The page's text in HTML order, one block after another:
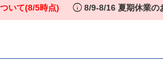
いて(8/5時点) info 8/9-8/16 夏期休業の